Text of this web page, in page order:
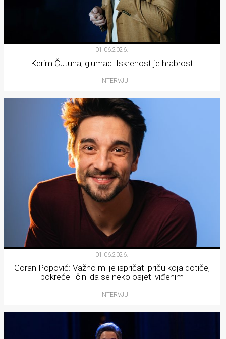
01.06.2026.
Kerim Čutuna, glumac: Iskrenost je hrabrost
INTERVJU
01.06.2026.
Goran Popović: Važno mi je ispričati priču koja dotiče,
pokreće i čini da se neko osjeti viđenim
INTERVJU